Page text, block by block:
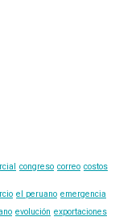
congreso correo costos
el peruano emergencia
evolución exportaciones